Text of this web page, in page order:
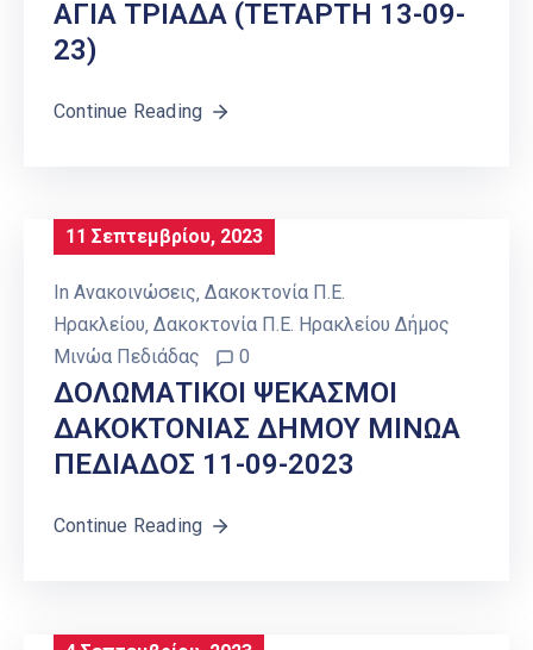
ΑΓΙΑ ΤΡΙΑΔΑ (ΤΕΤΑΡΤΗ 13-09-
23)
Continue Reading
11 Σεπτεμβρίου, 2023
In Ανακοινώσεις‚ Δακοκτονία Π.Ε.
Ηρακλείου‚ Δακοκτονία Π.Ε. Ηρακλείου Δήμος
Μινώα Πεδιάδας
0
ΔΟΛΩΜΑΤΙΚΟΙ ΨΕΚΑΣΜΟΙ
ΔΑΚΟΚΤΟΝΙΑΣ ΔΗΜΟΥ ΜΙΝΩΑ
ΠΕΔΙΑΔΟΣ 11-09-2023
Continue Reading